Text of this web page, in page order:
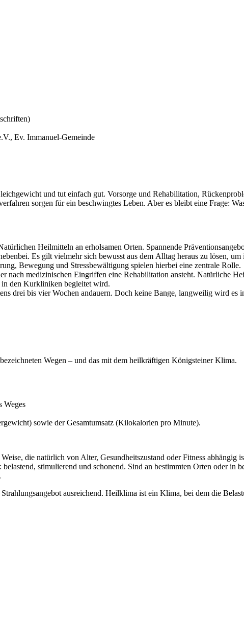
Ev. Immanuel-Gemeinde
und tut einfach gut. Vorsorge und Rehabilitation,
sorgen für ein beschwingtes Leben. Aber es bleibt eine Frage:
Heilmitteln an erholsamen Orten. Spannende
Es gilt vielmehr sich bewusst aus dem Alltag heraus zu lösen,
Bewegung und Stressbewältigung spielen hierbei eine zentrale Rolle.
medizinischen Eingriffen eine Rehabilitation ansteht. Natürliche
in den Kurkliniken begleitet wird.
drei bis vier Wochen andauern. Doch keine Bange, langweilig wird
Wegen – und das mit dem heilkräftigen Königsteiner Klima.
Weges
sowie der Gesamtumsatz (Kilokalorien pro Minute).
die natürlich von Alter, Gesundheitszustand oder Fitness abhängig
stimulierend und schonend. Sind an bestimmten Orten oder in
ausreichend. Heilklima ist ein Klima, bei dem die